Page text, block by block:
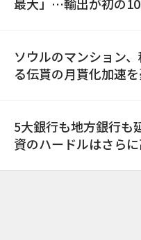
ソウルのマンション
る伝貰の月貰化加速
5大銀行も地方銀行
資のハードルはさらに